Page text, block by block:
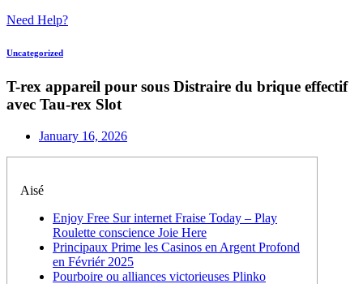
Need Help?
Uncategorized
T-rex appareil pour sous Distraire du brique effectif
avec Tau-rex Slot
January 16, 2026
Aisé
Enjoy Free Sur internet Fraise Today – Play
Roulette conscience Joie Here
Principaux Prime les Casinos en Argent Profond
en Févriér 2025
Pourboire ou alliances victorieuses Plinko